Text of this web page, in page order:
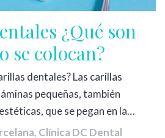
¿Qué son
se colocan?
dentales? Las carillas
pequeñas, también
que se pegan en la…
, Clínica DC Dental